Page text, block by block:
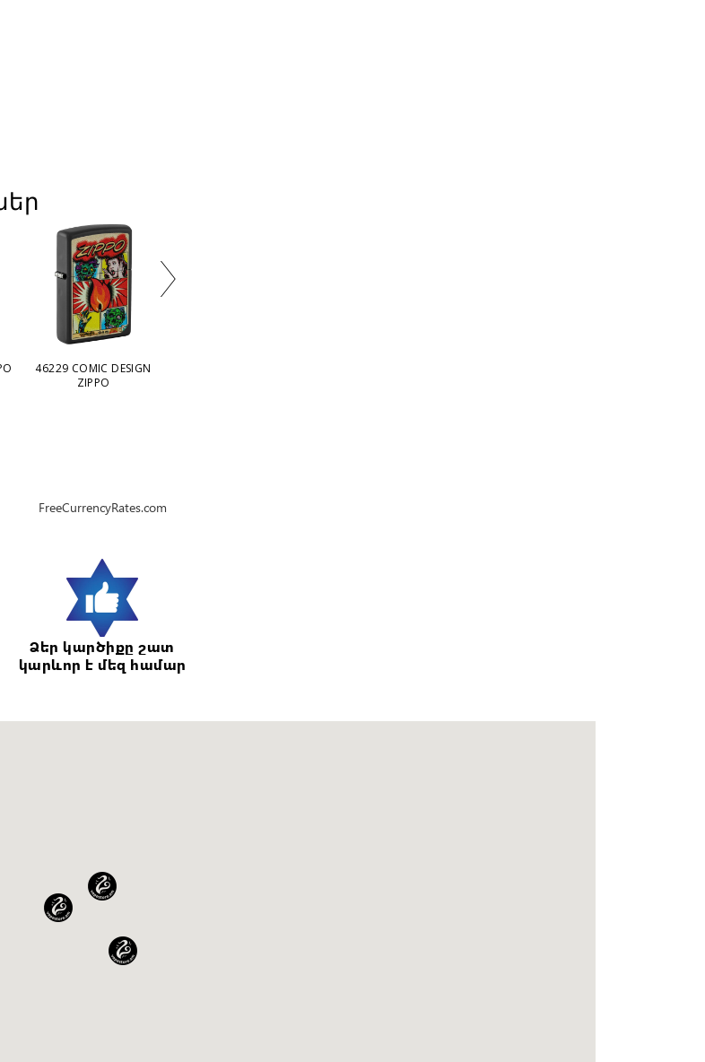
46229 COMIC DESIGN
ZIPPO
FreeCurrencyRates.com
Ձեր կարծիքը շատ
կարևոր է մեզ համար